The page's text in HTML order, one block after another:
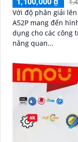
Với độ phân giải lên
A52P mang đến hình ảnh sắc
dụng cho các công
năng quan...